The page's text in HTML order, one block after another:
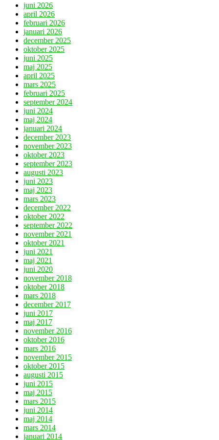
juni 2026
april 2026
februari 2026
januari 2026
december 2025
oktober 2025
juni 2025
maj 2025
april 2025
mars 2025
februari 2025
september 2024
juni 2024
maj 2024
januari 2024
december 2023
november 2023
oktober 2023
september 2023
augusti 2023
juni 2023
maj 2023
mars 2023
december 2022
oktober 2022
september 2022
november 2021
oktober 2021
juni 2021
maj 2021
juni 2020
november 2018
oktober 2018
mars 2018
december 2017
juni 2017
maj 2017
november 2016
oktober 2016
mars 2016
november 2015
oktober 2015
augusti 2015
juni 2015
maj 2015
mars 2015
juni 2014
maj 2014
mars 2014
januari 2014